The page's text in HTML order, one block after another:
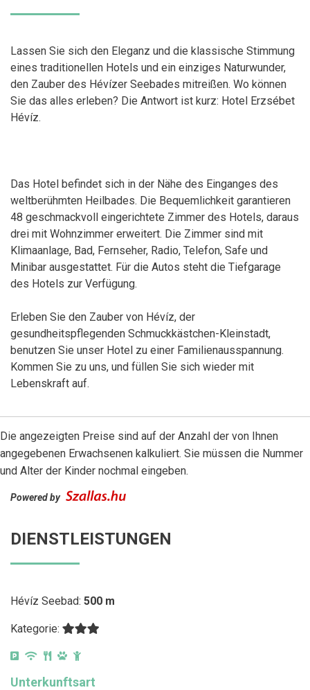
Lassen Sie sich den Eleganz und die klassische Stimmung
eines traditionellen Hotels und ein einziges Naturwunder,
den Zauber des Hévízer Seebades mitreißen. Wo können
Sie das alles erleben? Die Antwort ist kurz: Hotel Erzsébet
Hévíz.
Das Hotel befindet sich in der Nähe des Einganges des
weltberühmten Heilbades. Die Bequemlichkeit garantieren
48 geschmackvoll eingerichtete Zimmer des Hotels, daraus
drei mit Wohnzimmer erweitert. Die Zimmer sind mit
Klimaanlage, Bad, Fernseher, Radio, Telefon, Safe und
Minibar ausgestattet. Für die Autos steht die Tiefgarage
des Hotels zur Verfügung.
Erleben Sie den Zauber von Hévíz, der
gesundheitspflegenden Schmuckkästchen-Kleinstadt,
benutzen Sie unser Hotel zu einer Familienausspannung.
Kommen Sie zu uns, und füllen Sie sich wieder mit
Lebenskraft auf.
Die angezeigten Preise sind auf der Anzahl der von Ihnen
angegebenen Erwachsenen kalkuliert. Sie müssen die Nummer
und Alter der Kinder nochmal eingeben.
Powered by
DIENSTLEISTUNGEN
Hévíz Seebad: 500 m
Kategorie:
Unterkunftsart